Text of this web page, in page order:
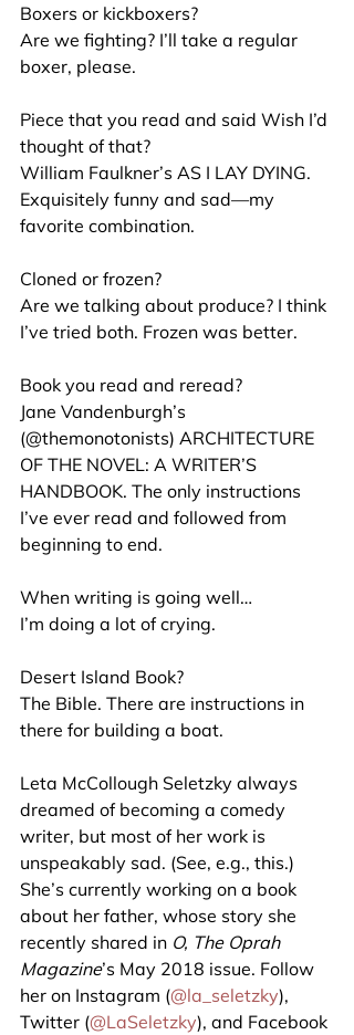
Boxers or kickboxers?
Are we fighting? I’ll take a regular
boxer, please.
Piece that you read and said Wish I’d
thought of that?
William Faulkner’s AS I LAY DYING.
Exquisitely funny and sad—my
favorite combination.
Cloned or frozen?
Are we talking about produce? I think
I’ve tried both. Frozen was better.
Book you read and reread?
Jane Vandenburgh’s
(@themonotonists) ARCHITECTURE
OF THE NOVEL: A WRITER’S
HANDBOOK. The only instructions
I’ve ever read and followed from
beginning to end.
When writing is going well…
I’m doing a lot of crying.
Desert Island Book?
The Bible. There are instructions in
there for building a boat.
Leta McCollough Seletzky always
dreamed of becoming a comedy
writer, but most of her work is
unspeakably sad. (See, e.g., this.)
She’s currently working on a book
about her father, whose story she
recently shared in O, The Oprah
Magazine’s May 2018 issue. Follow
her on Instagram (@la_seletzky),
Twitter (@LaSeletzky), and Facebook